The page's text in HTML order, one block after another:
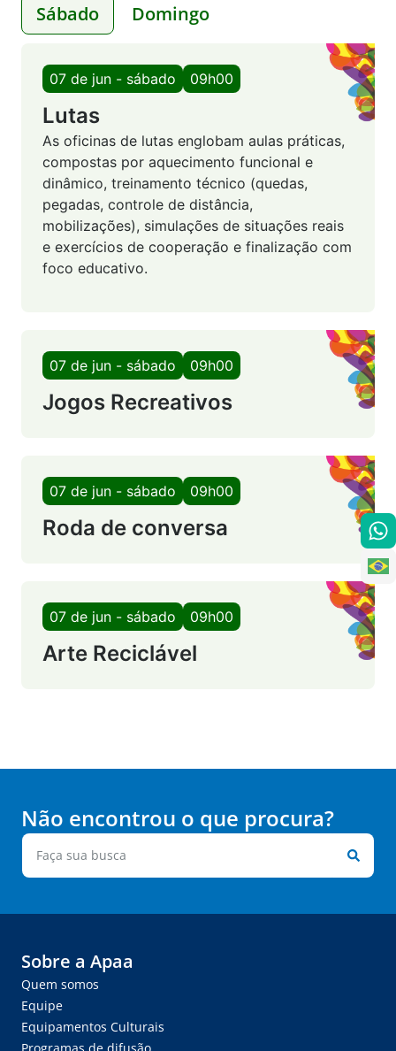
Sábado Domingo
07 de jun - sábado 09h00
Lutas
As oficinas de lutas englobam aulas práticas,
compostas por aquecimento funcional e
dinâmico, treinamento técnico (quedas,
pegadas, controle de distância,
mobilizações), simulações de situações reais
e exercícios de cooperação e finalização com
foco educativo.
07 de jun - sábado 09h00
Jogos Recreativos
07 de jun - sábado 09h00
Roda de conversa
07 de jun - sábado 09h00
Arte Reciclável
Não encontrou o que procura?
Sobre a Apaa
Quem somos
Equipe
Equipamentos Culturais